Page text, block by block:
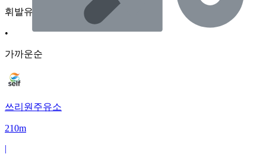
휘발유
•
가까운순
쓰리원주유소
210m
|